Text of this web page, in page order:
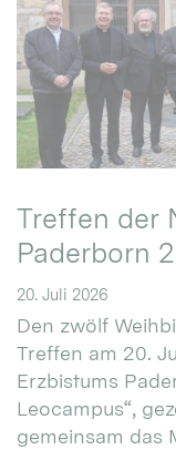
Treffen der
Paderborn
20. Juli 2026
Den zwölf
Treffen am 20.
Erzbistums
Leocampus“,
gemeinsam das